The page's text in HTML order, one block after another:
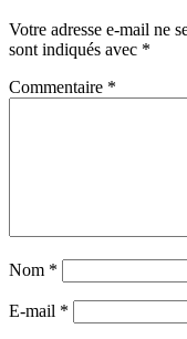
Votre adresse e-mail ne
sont indiqués avec *
Commentaire *
Nom *
E-mail *